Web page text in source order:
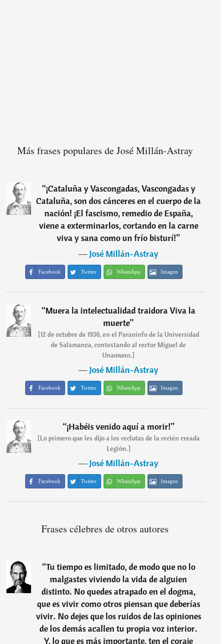
Más frases populares de José Millán-Astray
“¡Cataluña y Vascongadas, Vascongadas y
Cataluña, son dos cánceres en el cuerpo de la
nación! ¡El fascismo, remedio de España,
viene a exterminarlos, cortando en la carne
viva y sana como un frío bisturí!”
―José Millán-Astray
Facebook Twitter WhatsApp Imagen
“Muera la intelectualidad traidora Viva la
muerte”
[12 de octubre de 1936, en el Paraninfo de la Universidad
de Salamanca, contestando al rector Miguel de
Unamuno.]
―José Millán-Astray
Facebook Twitter WhatsApp Imagen
“¡Habéis venido aquí a morir!”
[Lo primero que les dijo a los reclutas de la recién creada
Legión.]
―José Millán-Astray
Facebook Twitter WhatsApp Imagen
Frases célebres de otros autores
“Tu tiempo es limitado, de modo que no lo
malgastes viviendo la vida de alguien
distinto. No quedes atrapado en el dogma,
que es vivir como otros piensan que deberías
vivir. No dejes que los ruidos de las opiniones
de los demás acallen tu propia voz interior.
Y, lo que es más importante, ten el coraje